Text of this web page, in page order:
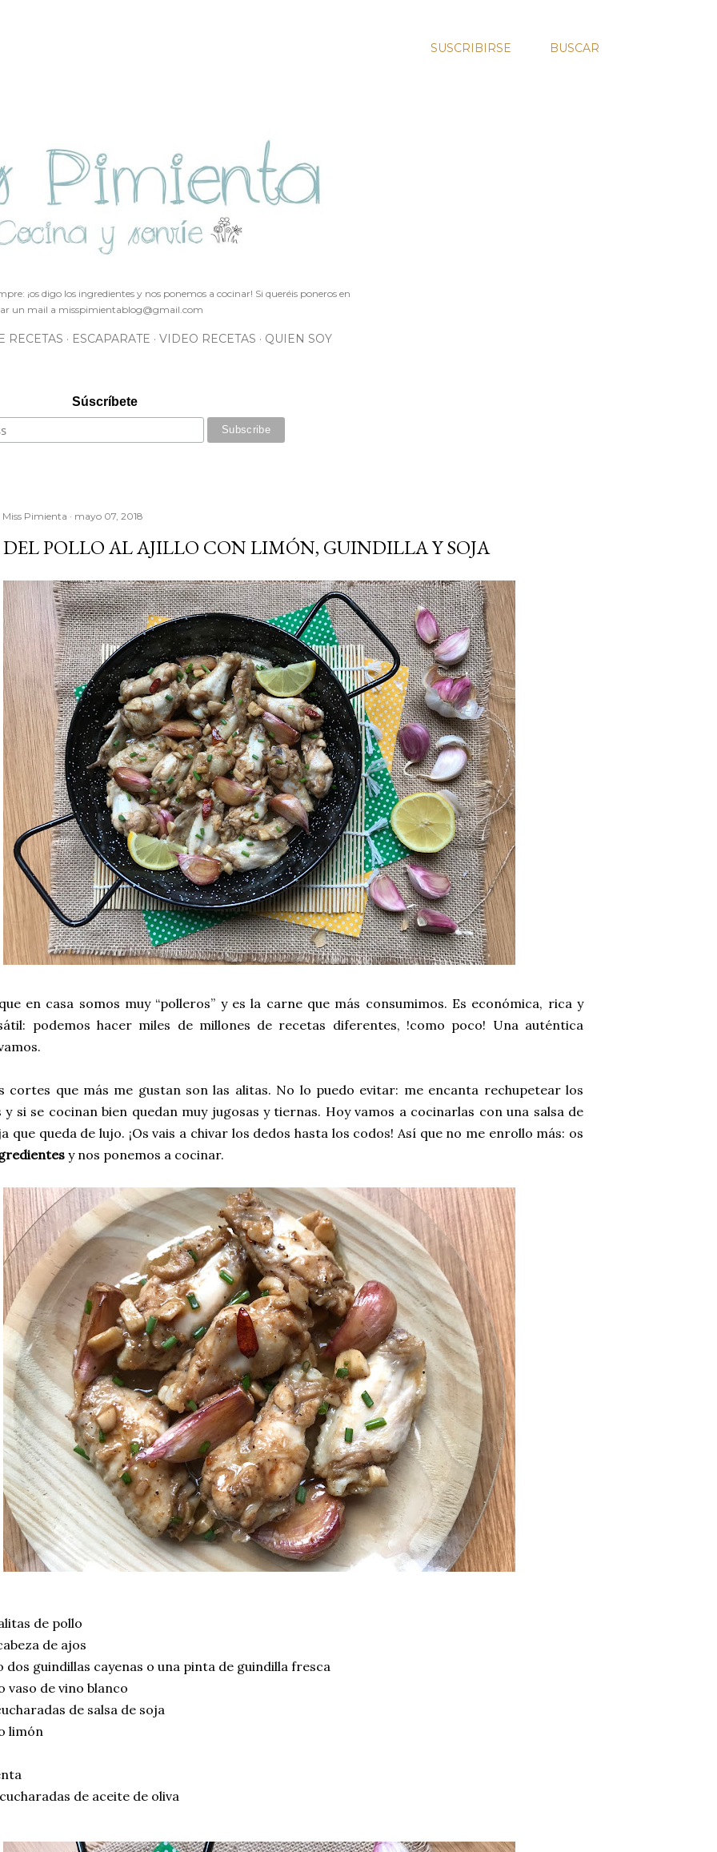
SUSCRIBIRSE BUSCAR
¡os digo los ingredientes y nos ponemos a cocinar! Si queréis poneros en
un mail a misspimientablog@gmail.com
RECETAS ESCAPARATE VIDEO RECETAS QUIEN SOY
Súscríbete
Miss Pimienta mayo 07, 2018
POLLO AL AJILLO CON LIMÓN, GUINDILLA Y SOJA
en casa somos muy “polleros” y es la carne que más consumimos. Es económica, rica y
podemos hacer miles de millones de recetas diferentes, !como poco! Una auténtica
cortes que más me gustan son las alitas. No lo puedo evitar: me encanta rechupetear los
y si se cocinan bien quedan muy jugosas y tiernas. Hoy vamos a cocinarlas con una salsa de
que queda de lujo. ¡Os vais a chivar los dedos hasta los codos! Así que no me enrollo más: os
y nos ponemos a cocinar.
de pollo
de ajos
dos guindillas cayenas o una pinta de guindilla fresca
vaso de vino blanco
de salsa de soja
limón
de aceite de oliva